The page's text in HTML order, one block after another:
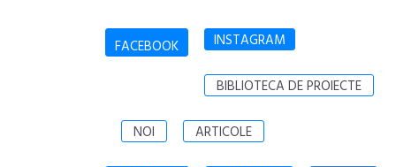
FACEBOOK INSTAGRAM
BIBLIOTECA DE PROIECTE
NOI ARTICOLE